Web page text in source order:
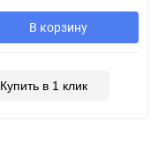
В корзину
Купить в 1 клик